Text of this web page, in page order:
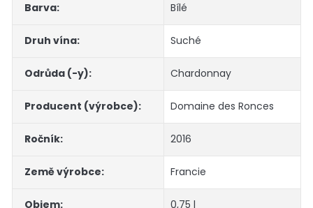
Barva: Bílé
Druh vína: Suché
Odrůda (-y): Chardonnay
Producent (výrobce): Domaine des Ronces
Ročník: 2016
Země výrobce: Francie
Objem: 0,75 l